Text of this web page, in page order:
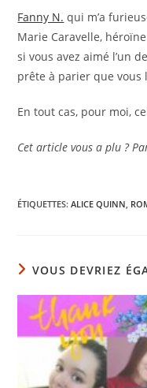
Fanny N. qui m’a
Marie Caravelle, héroïne
si vous avez aimé l’un
prête à parier que vous
En tout cas, pour moi,
Cet article vous a plu ?
ÉTIQUETTES:ALICE QUINN,
VOUS DEVRIEZ